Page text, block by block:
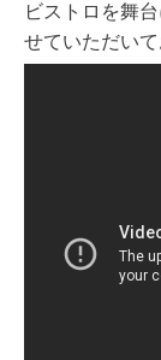
ビストロを舞
せていただいて